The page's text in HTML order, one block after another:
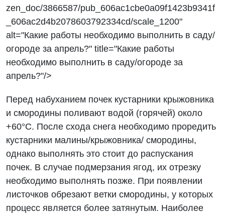
zen_doc/3866587/pub_606ac1cbe0a09f1423b9341f
_606ac2d4b2078603792334cd/scale_1200"
alt="Какие работы необходимо выполнить в саду/
огороде за апрель?" title="Какие работы
необходимо выполнить в саду/огороде за
апрель?"/>
Перед набуханием почек кустарники крыжовника
и смородины поливают водой (горячей) около
+60°C. После схода снега необходимо проредить
кустарники малины/крыжовника/ смородины,
однако выполнять это стоит до распускания
почек. В случае подмерзания ягод, их отрезку
необходимо выполнять позже. При появлении
листочков обрезают ветки смородины, у которых
процесс является более затянутым. Наиболее